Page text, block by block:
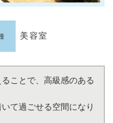
美容室
ことで、高級感のある
て過ごせる空間になり